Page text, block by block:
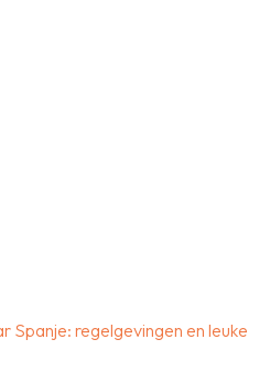
Spanje: regelgevingen en leuke